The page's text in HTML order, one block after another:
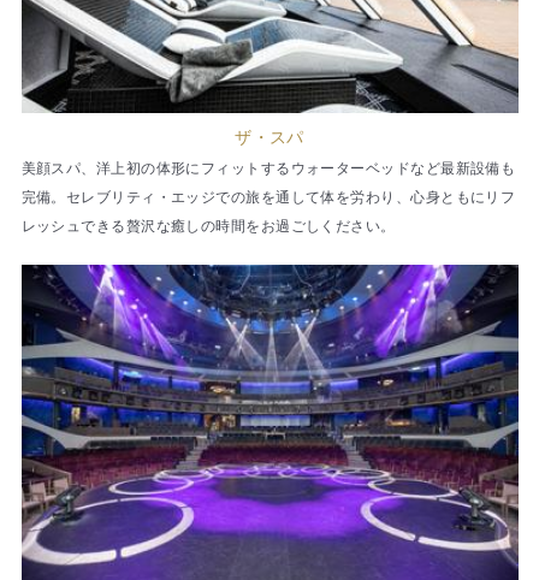
ザ・スパ
美顔スパ、洋上初の体形にフィットするウォーターベッドなど最新設備も
完備。セレブリティ・エッジでの旅を通して体を労わり、心身ともにリフ
レッシュできる贅沢な癒しの時間をお過ごしください。